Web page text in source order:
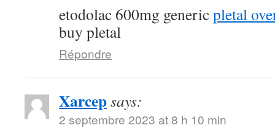
etodolac 600mg genericpletal
buy pletal
Répondre
Xarcepsays:
2 septembre 2023 at 8 h 10 min